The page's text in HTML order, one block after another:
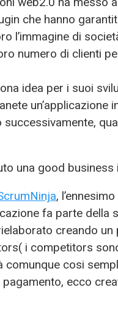
che hanno
l’immagine di
numero di clienti
idea per i suoi
un’applicazione
una good business
,
fa parte della
creando
i competitors
cosi
ecco